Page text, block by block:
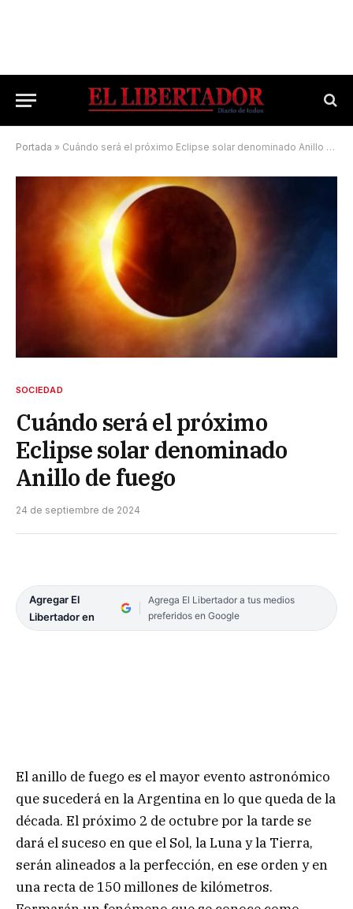
Portada » Cuándo será el próximo Eclipse solar denominado Anillo de fuego
SOCIEDAD
Cuándo será el próximo
Eclipse solar denominado
Anillo de fuego
24 de septiembre de 2024
Agregar El
Libertador en
Agrega El Libertador a tus medios
preferidos en Google
El anillo de fuego es el mayor evento astronómico
que sucederá en la Argentina en lo que queda de la
década. El próximo 2 de octubre por la tarde se
dará el suceso en que el Sol, la Luna y la Tierra,
serán alineados a la perfección, en ese orden y en
una recta de 150 millones de kilómetros.